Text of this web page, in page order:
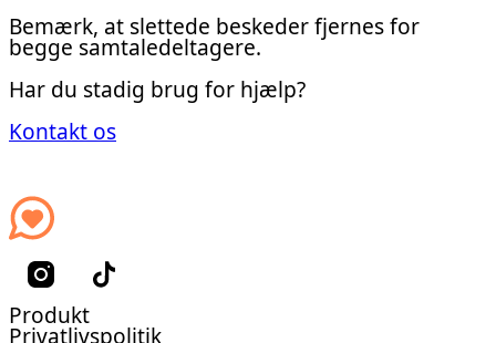
Bemærk, at slettede beskeder fjernes for
begge samtaledeltagere.
Har du stadig brug for hjælp?
Kontakt os
Produkt
Privatlivspolitik